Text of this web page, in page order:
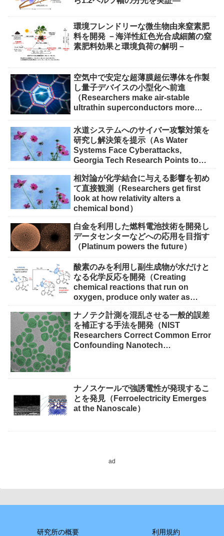
環境フレンドリーな微生物由来窒素肥
料を開発 －海洋性紅色光合成細菌の窒
素肥料効果と環境負荷の解明－
空気中で安定な超薄膜超伝導体を作製
し量子デバイスの小型化へ前進
（Researchers make air-stable
ultrathin superconductors more
水道システムへのサイバー攻撃対策を
研究し解決策を提示（As Water
Systems Face Cyberattacks,
Georgia Tech Research Points to
相対論が化学結合に与える影響を初め
て直接観測（Researchers get first
look at how relativity alters a
chemical bond）
白金を利用した燃料電池技術を開発し
データセンターなどへの応用を目指す
（Platinum powers the future）
酸素のみを利用し副生成物が水だけと
なる化学反応を開発（Creating
chemical reactions that run on
oxygen, produce only water as
ナノテク計測を混乱させる一般的誤差
を補正する手法を開発（NIST
Researchers Correct Common Error
Confounding Nanotech
ナノスケールで強誘電性が発現するこ
とを発見（Ferroelectricity Emerges
at the Nanoscale）
ad
研究所の概要 利用規約